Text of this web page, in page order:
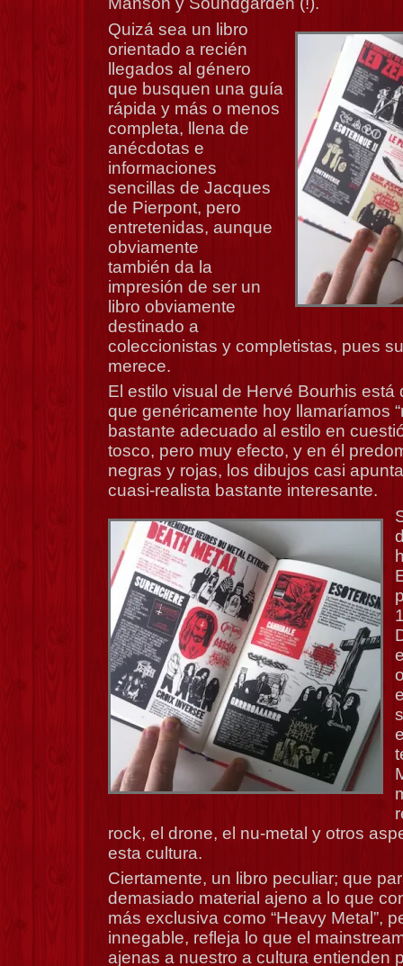
Quizá sea un libro
orientado a recién
llegados al género
que busquen una guía
rápida y más o menos
completa, llena de
anécdotas e
informaciones
sencillas de Jacques
de Pierpont, pero
entretenidas, aunque
obviamente
también da la
impresión de ser un
libro obviamente
destinado a
coleccionistas y completistas, pues
merece.
El estilo visual de Hervé Bourhis está
que genéricamente hoy llamaríamos
bastante adecuado al estilo en
tosco, pero muy efecto, y en él
negras y rojas, los dibujos casi
cuasi-realista bastante interesante.
rock, el drone, el nu-metal y otros
esta cultura.
Ciertamente, un libro peculiar; que
demasiado material ajeno a lo que
más exclusiva como “Heavy Metal”,
innegable, refleja lo que el
ajenas a nuestro a cultura entienden